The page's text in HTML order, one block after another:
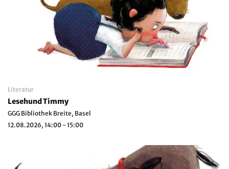
Literatur
Lesehund Timmy
GGG Bibliothek Breite, Basel
12.08.2026, 14:00 - 15:00